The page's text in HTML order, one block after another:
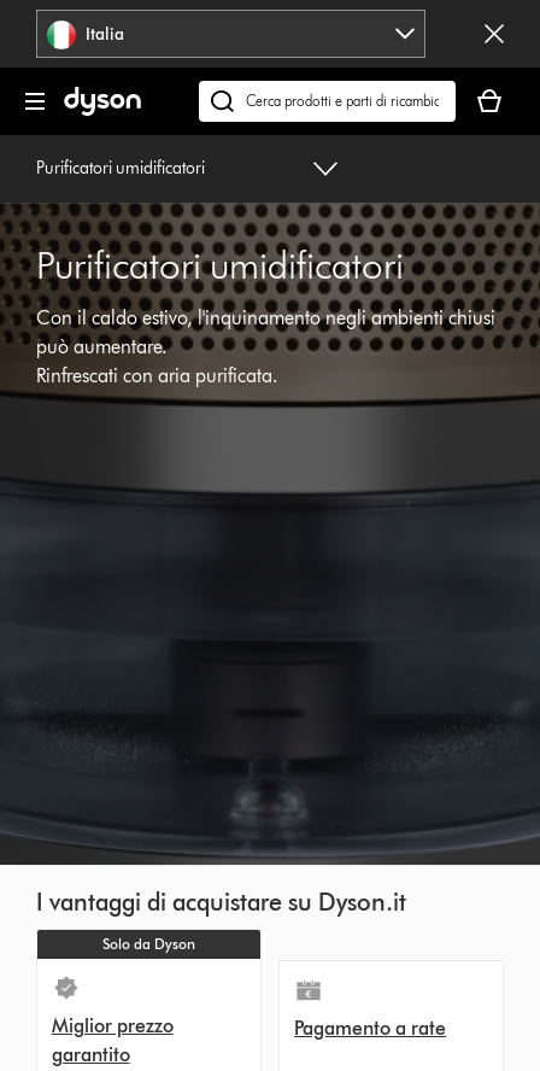
navigazione Italia
Cerca
su
carrello
è
Purificatori umidificatori
Purificatori umidificatori
Con il caldo estivo, l'inquinamento negli ambienti chiusi
può aumentare.
Rinfrescati con aria purificata.
I vantaggi di acquistare su Dyson.it
Solo da Dyson
Miglior prezzo
garantito
Pagamento a rate